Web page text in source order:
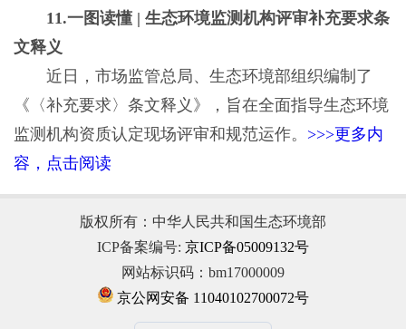
11.一图读懂 | 生态环境监测机构评审补充要求条
文释义
近日，市场监管总局、生态环境部组织编制了
《〈补充要求〉条文释义》，旨在全面指导生态环境
监测机构资质认定现场评审和规范运作。 >>>更多内
容，点击阅读
版权所有：中华人民共和国生态环境部
ICP备案编号: 京ICP备05009132号
网站标识码：bm17000009
京公网安备 11040102700072号